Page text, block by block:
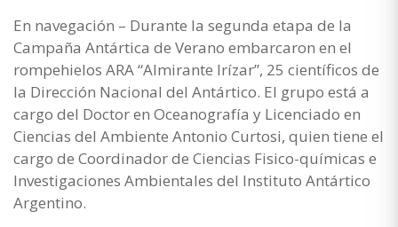
En navegación – Durante la segunda etapa de la
Campaña Antártica de Verano embarcaron en el
rompehielos ARA “Almirante Irízar”, 25 científicos de
la Dirección Nacional del Antártico. El grupo está a
cargo del Doctor en Oceanografía y Licenciado en
Ciencias del Ambiente Antonio Curtosi, quien tiene el
cargo de Coordinador de Ciencias Fisico-químicas e
Investigaciones Ambientales del Instituto Antártico
Argentino.